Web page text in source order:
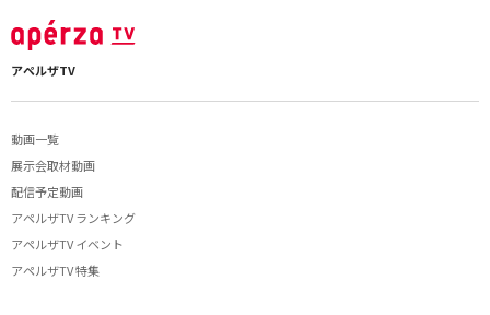
アペルザTV
動画一覧
展示会取材動画
配信予定動画
アペルザTV ランキング
アペルザTV イベント
アペルザTV 特集